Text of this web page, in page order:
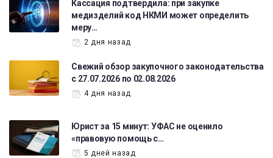
Кассация подтвердила: при закупке
медизделий код НКМИ может определить
меру…
2 дня назад
Свежий обзор закупочного законодательства
с 27.07.2026 по 02.08.2026
4 дня назад
Юрист за 15 минут: УФАС не оценило
«правовую помощь с…
5 дней назад